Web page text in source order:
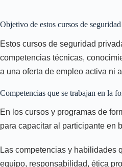
Objetivo de estos cursos de
Estos cursos de seguridad
competencias técnicas,
a una oferta de empleo activa ni
Competencias que se trabajan en la
En los cursos y programas de
para capacitar al participante en
Las competencias y habilidades
equipo, responsabilidad, ética